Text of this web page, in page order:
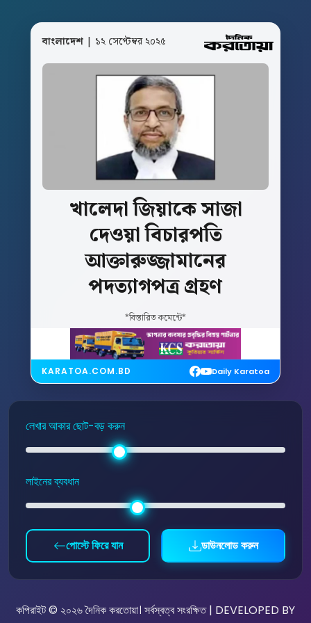
বাংলাদেশ | ১২ সেপ্টেম্বর ২০২৫
খালেদাজিয়াকেসাজা
দেওয়াবিচারপতি
আক্তারুজ্জামানের
পদত্যাগপত্রগ্রহণ
*বিস্তারিত কমেন্টে*
KARATOA.COM.BD Daily Karatoa
লেখার আকার ছোট-বড় করুন
লাইনের ব্যবধান
পোস্টে ফিরে যান ডাউনলোড করুন
কপিরাইট © ২০২৬ দৈনিক করতোয়া। সর্বস্বত্ব সংরক্ষিত | DEVELOPED BY